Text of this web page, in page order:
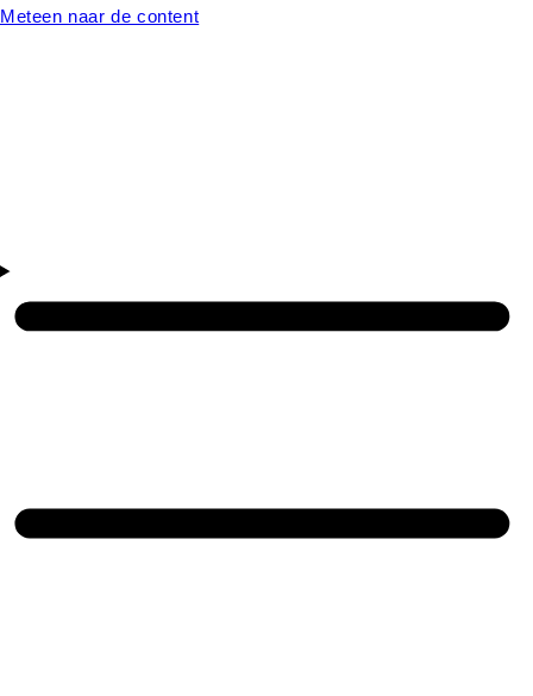
Meteen naar de content